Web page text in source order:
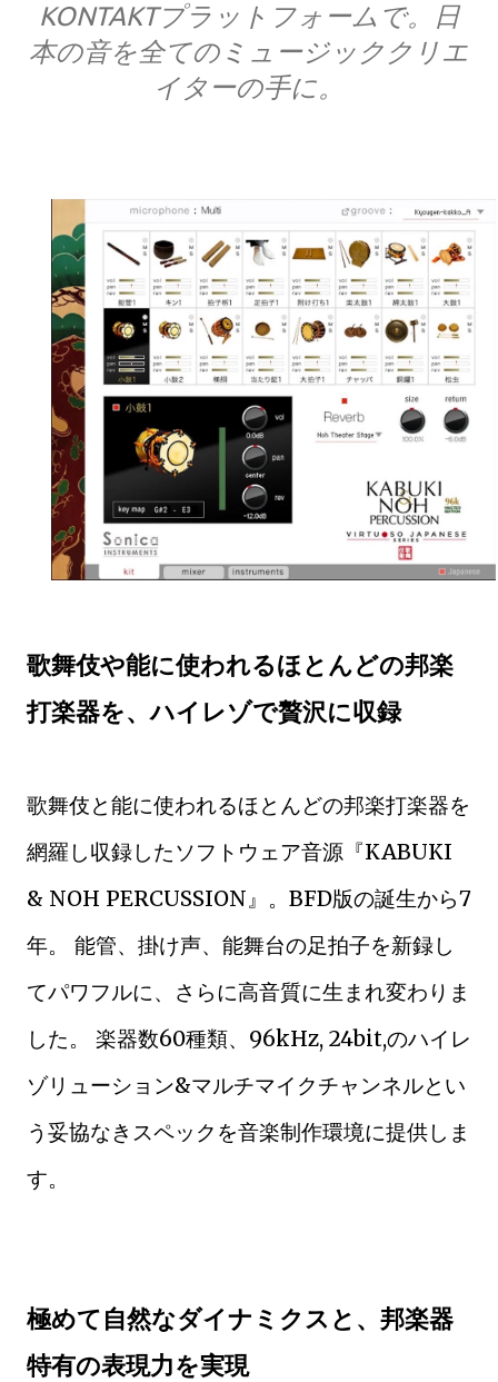
KONTAKTプラットフォームで。日
本の音を全てのミュージッククリエ
イターの手に。
歌舞伎や能に使われるほとんどの邦楽
打楽器を、ハイレゾで贅沢に収録
歌舞伎と能に使われるほとんどの邦楽打楽器を
網羅し収録したソフトウェア音源『KABUKI
& NOH PERCUSSION』。BFD版の誕生から7
年。 能管、掛け声、能舞台の足拍子を新録し
てパワフルに、さらに高音質に生まれ変わりま
した。 楽器数60種類、96kHz, 24bit,のハイレ
ゾリューション&マルチマイクチャンネルとい
う妥協なきスペックを音楽制作環境に提供しま
す。
極めて自然なダイナミクスと、邦楽器
特有の表現力を実現